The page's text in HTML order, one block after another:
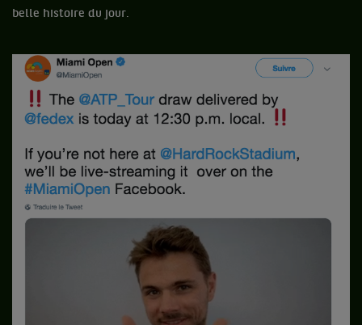
belle histoire du jour.